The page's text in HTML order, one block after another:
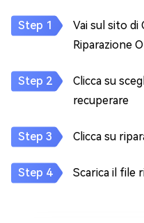
Vai sul sito di
Riparazione
Clicca su
recuperare
Clicca su
Scarica il file